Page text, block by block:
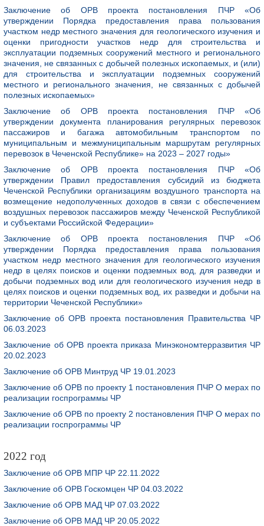
Заключение об ОРВ проекта постановления ПЧР «Об
утверждении Порядка предоставления права пользования
участком недр местного значения для геологического изучения и
оценки пригодности участков недр для строительства и
эксплуатации подземных сооружений местного и регионального
значения, не связанных с добычей полезных ископаемых, и (или)
для строительства и эксплуатации подземных сооружений
местного и регионального значения, не связанных с добычей
полезных ископаемых»
Заключение об ОРВ проекта постановления ПЧР «Об
утверждении документа планирования регулярных перевозок
пассажиров и багажа автомобильным транспортом по
муниципальным и межмуниципальным маршрутам регулярных
перевозок в Чеченской Республике» на 2023 – 2027 годы»
Заключение об ОРВ проекта постановления ПЧР «Об
утверждении Правил предоставления субсидий из бюджета
Чеченской Республики организациям воздушного транспорта на
возмещение недополученных доходов в связи с обеспечением
воздушных перевозок пассажиров между Чеченской Республикой
и субъектами Российской Федерации»
Заключение об ОРВ проекта постановления ПЧР «Об
утверждении Порядка предоставления права пользования
участком недр местного значения для геологического изучения
недр в целях поисков и оценки подземных вод, для разведки и
добычи подземных вод или для геологического изучения недр в
целях поисков и оценки подземных вод, их разведки и добычи на
территории Чеченской Республики»
Заключение об ОРВ проекта постановления Правительства ЧР
06.03.2023
Заключение об ОРВ проекта приказа Минэкономтерразвития ЧР
20.02.2023
Заключение об ОРВ Минтруд ЧР 19.01.2023
Заключение об ОРВ по проекту 1 постановления ПЧР О мерах по
реализации госпрограммы ЧР
Заключение об ОРВ по проекту 2 постановления ПЧР О мерах по
реализации госпрограммы ЧР
2022 год
Заключение об ОРВ МПР ЧР 22.11.2022
Заключение об ОРВ Госкомцен ЧР 04.03.2022
Заключение об ОРВ МАД ЧР 07.03.2022
Заключение об ОРВ МАД ЧР 20.05.2022